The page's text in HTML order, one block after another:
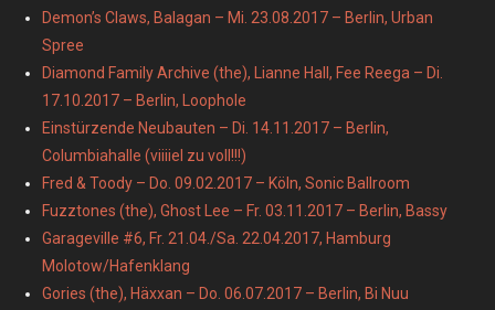
Demon’s Claws, Balagan – Mi. 23.08.2017 – Berlin, Urban
Spree
Diamond Family Archive (the), Lianne Hall, Fee Reega – Di.
17.10.2017 – Berlin, Loophole
Einstürzende Neubauten – Di. 14.11.2017 – Berlin,
Columbiahalle (viiiiel zu voll!!!)
Fred & Toody – Do. 09.02.2017 – Köln, Sonic Ballroom
Fuzztones (the), Ghost Lee – Fr. 03.11.2017 – Berlin, Bassy
Garageville #6, Fr. 21.04./Sa. 22.04.2017, Hamburg
Molotow/Hafenklang
Gories (the), Häxxan – Do. 06.07.2017 – Berlin, Bi Nuu